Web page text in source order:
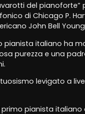
del pianoforte”
di Chicago P.
John Bell
pianista italiano ha
purezza e una
levigato a
primo pianista